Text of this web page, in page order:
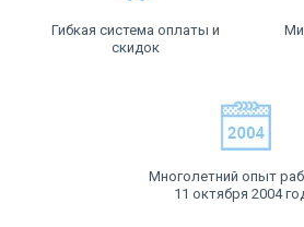
Гибкая система оплаты и
скидок
Многолетний опыт
11 октября 2004